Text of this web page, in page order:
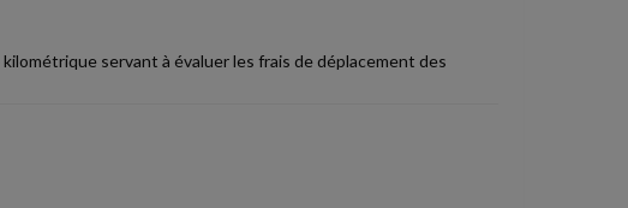
servant à évaluer les frais de déplacement des